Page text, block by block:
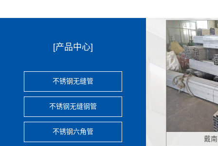
[产品中心]
不锈钢无缝管
不锈钢无缝钢管
不锈钢六角管 戴